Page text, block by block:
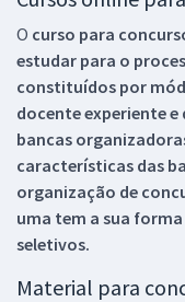
O curso para
estudar para o
constituídos por
docente experiente
bancas
características das
organização de
uma tem a sua
seletivos.
Material para